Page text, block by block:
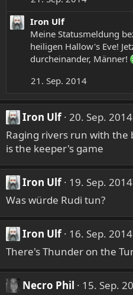
Iron Ulf
Meine Statusmeldung
heiligen Hallow's Eve!
durcheinander, Männer!
21. Sep. 2014
Iron Ulf 20. Sep. 2014
Raging rivers run with the
is the keeper's game
Iron Ulf
19. Sep. 2014
Was würde Rudi tun?
Iron Ulf
16. Sep. 2014
There's Thunder on the
Necro Phil
15. Sep.